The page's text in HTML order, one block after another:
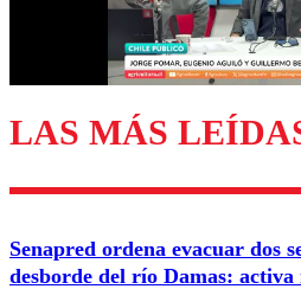
LAS MÁS
Senapred ordena evacuar dos
desborde del río Damas: activa